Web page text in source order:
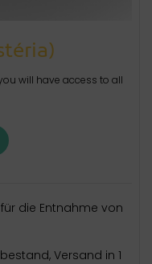
will have access to all
die Entnahme von
Versand in 1